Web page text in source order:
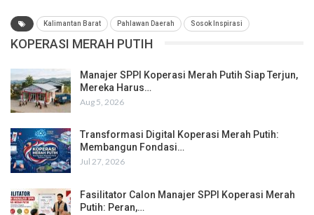
Kalimantan Barat Pahlawan Daerah Sosok Inspirasi
KOPERASI MERAH PUTIH
Manajer SPPI Koperasi Merah Putih Siap Terjun,
Mereka Harus…
Aug 5, 2026
Transformasi Digital Koperasi Merah Putih:
Membangun Fondasi…
Jul 27, 2026
Fasilitator Calon Manajer SPPI Koperasi Merah
Putih: Peran,…